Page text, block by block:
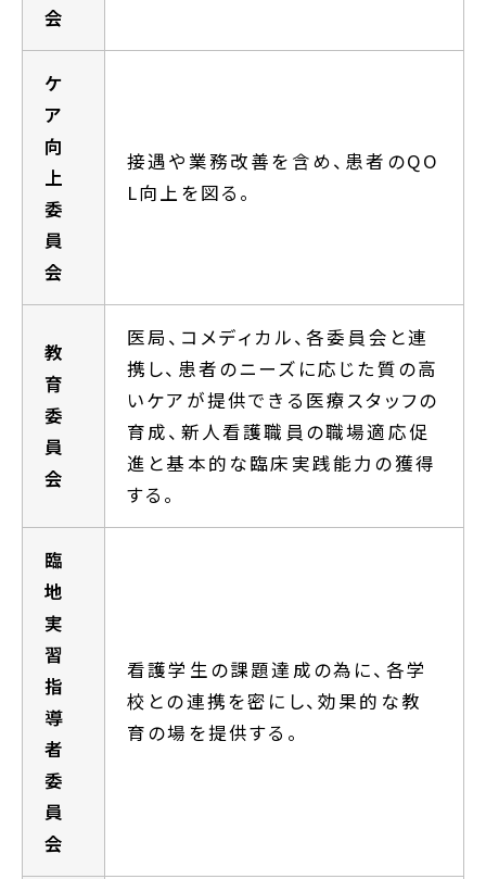
会
ケ
ア
向
上
委
員
会
接遇や業務改善を含め、患者のQO
L向上を図る。
教
育
委
員
会
医局、コメディカル、各委員会と連
携し、患者のニーズに応じた質の高
いケアが提供できる医療スタッフの
育成、新人看護職員の職場適応促
進と基本的な臨床実践能力の獲得
する。
臨
地
実
習
指
導
者
委
員
会
看護学生の課題達成の為に、各学
校との連携を密にし、効果的な教
育の場を提供する。